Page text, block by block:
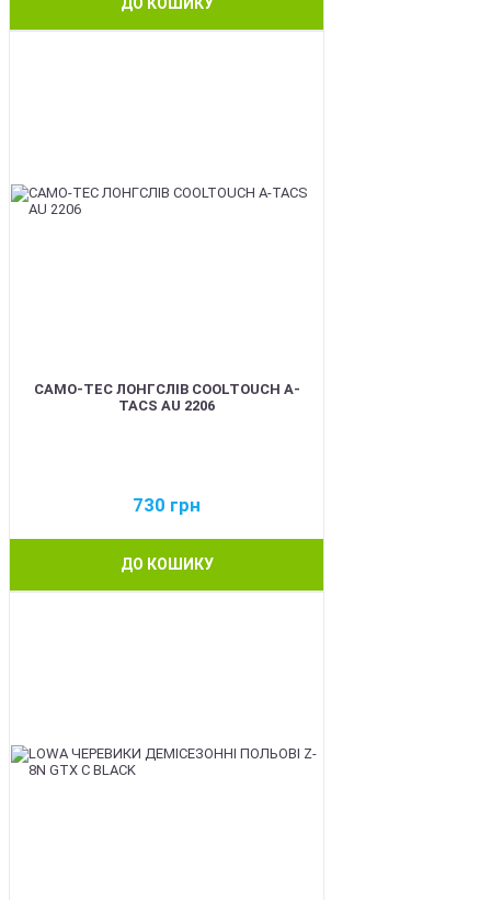
ДО КОШИКУ
CAMO-TEC ЛОНГСЛІВ COOLTOUCH A-
TACS AU 2206
730 грн
ДО КОШИКУ